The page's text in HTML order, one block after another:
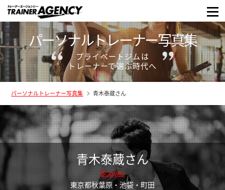
パーソナルトレーナー写真集
プライベートジムは
トレーナーで選ぶ時代へ
パーソナルトレーナー写真集 青木泰蔵さん
青木泰蔵さん
Bodyke
東京都秋葉原・池袋・町田